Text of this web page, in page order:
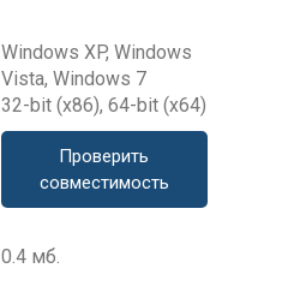
Windows XP, Windows
Vista, Windows 7
32-bit (x86), 64-bit (x64)
Проверить
совместимость
0.4 мб.